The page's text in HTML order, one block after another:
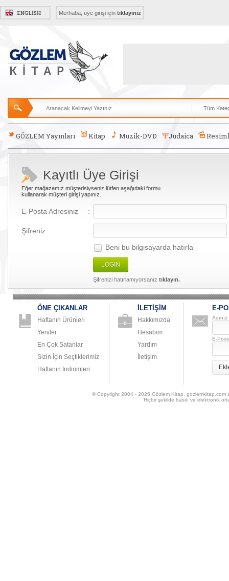
Merhaba, üye girişi için tıklayınız
GÖZLEM Yayınları Kitap Muzik-DVD Judaica
Kayıtlı Üye Girişi
Eğer mağazamız müşterisiyseniz lütfen aşağıdaki formu
kullanarak müşteri girişi yapınız.
E-Posta Adresiniz :
Şifreniz :
Beni bu bilgisayarda hatırla
LOGIN
Şifrenizi hatırlamıyorsanız tıklayın.
ÖNE ÇIKANLAR
Haftanın Ürünleri
Yeniler
En Çok Satanlar
Sizin İçin Seçtiklerimiz
Haftanın İndirimleri
İLETİŞİM
Hakkımızda
Hesabım
Yardım
İletişim
E-
E-
© Copyright 2004 - 2026 Gözlem Kitap. gozlemkitap.com
Hiçbir şekilde basılı ve elektronik